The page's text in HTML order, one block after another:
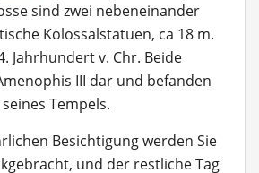
sind zwei nebeneinander
Kolossalstatuen, ca 18 m.
Jahrhundert v. Chr. Beide
III dar und befanden
Tempels.
Besichtigung werden Sie
und der restliche Tag